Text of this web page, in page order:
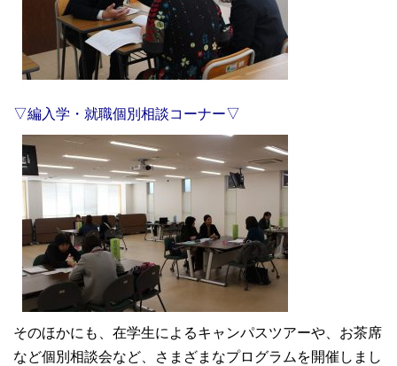
▽編入学・就職個別相談コーナー▽
そのほかにも、在学生によるキャンパスツアーや、お茶席
など個別相談会など、さまざまなプログラムを開催しまし